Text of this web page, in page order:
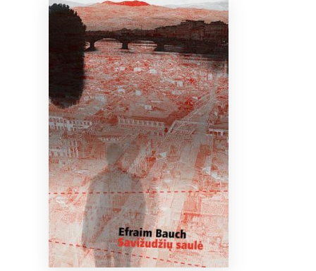
Naujienos
Bibliotekoms
+370 667 80 541
info@elvislab.lt